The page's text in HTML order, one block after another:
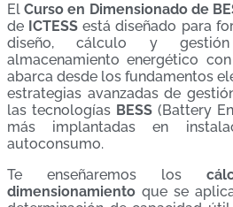
ElCurso en Dimensionado de
de ICTESS está diseñado para
diseño, cálculo y
almacenamiento energético
abarca desde los fundamentos
estrategias avanzadas de
las tecnologías BESS (Battery
más implantadas en
autoconsumo.
Te enseñaremos los
dimensionamiento que se